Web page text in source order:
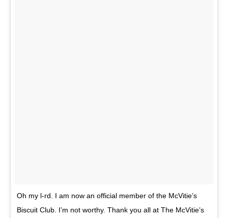
Oh my l-rd. I am now an official member of the McVitie’s
Biscuit Club. I’m not worthy. Thank you all at The McVitie’s